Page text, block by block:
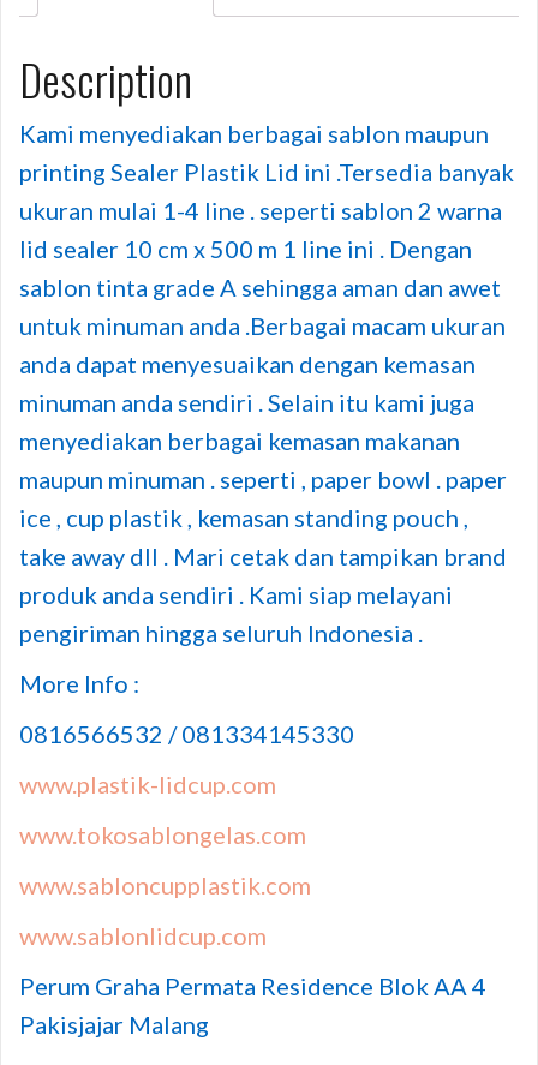
Description
Kami menyediakan berbagai sablon maupun
printing Sealer Plastik Lid ini .Tersedia banyak
ukuran mulai 1-4 line . seperti sablon 2 warna
lid sealer 10 cm x 500 m 1 line ini . Dengan
sablon tinta grade A sehingga aman dan awet
untuk minuman anda .Berbagai macam ukuran
anda dapat menyesuaikan dengan kemasan
minuman anda sendiri . Selain itu kami juga
menyediakan berbagai kemasan makanan
maupun minuman . seperti , paper bowl . paper
ice , cup plastik , kemasan standing pouch ,
take away dll . Mari cetak dan tampikan brand
produk anda sendiri . Kami siap melayani
pengiriman hingga seluruh Indonesia .
More Info :
0816566532 / 081334145330
www.plastik-lidcup.com
www.tokosablongelas.com
www.sabloncupplastik.com
www.sablonlidcup.com
Perum Graha Permata Residence Blok AA 4
Pakisjajar Malang